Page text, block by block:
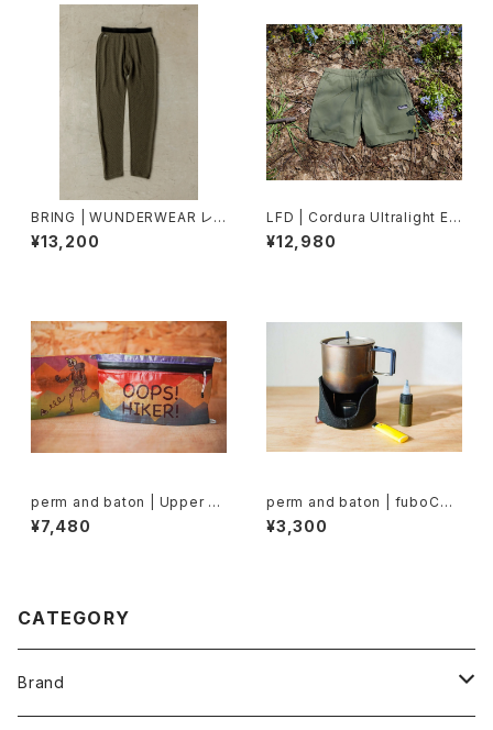
BRING | WUNDERWEAR レギ
ンス
¥13,200
LFD | Cordura Ultralight Ea
sy Shorts
¥12,980
perm and baton | Upper Zi
p SACK M
¥7,480
perm and baton | fuboCOZ
Y
¥3,300
CATEGORY
Brand